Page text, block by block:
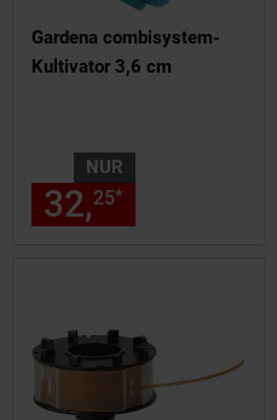
Gardena combisystem-
Kultivator 3,6 cm
NUR
32,25*